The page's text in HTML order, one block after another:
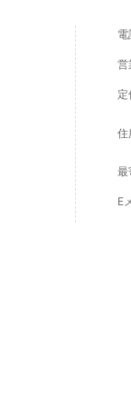
電
営
定
住
最
E